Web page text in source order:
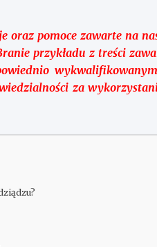
oraz pomoce zawarte na
przykładu z treści
za